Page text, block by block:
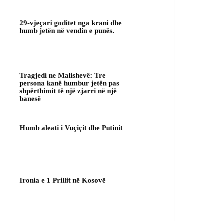
29-vjeçari goditet nga krani dhe
humb jetën në vendin e punës.
Tragjedi ne Malishevë: Tre
persona kanë humbur jetën pas
shpërthimit të një zjarri në një
banesë
Humb aleati i Vuçiçit dhe Putinit
Ironia e 1 Prillit në Kosovë